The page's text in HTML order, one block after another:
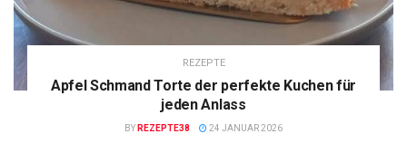
REZEPTE
Apfel Schmand Torte der perfekte Kuchen für
jeden Anlass
BY REZEPTE38 24 JANUAR 2026